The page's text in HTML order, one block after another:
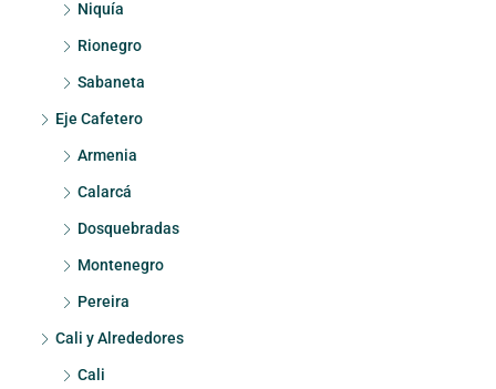
Niquía
Rionegro
Sabaneta
Eje Cafetero
Armenia
Calarcá
Dosquebradas
Montenegro
Pereira
Cali y Alrededores
Cali